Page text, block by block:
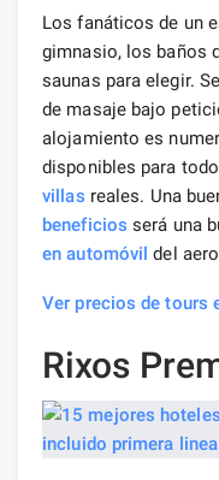
Los fanáticos de un
gimnasio, los baños
saunas para elegir.
de masaje bajo
alojamiento es
disponibles para
villas reales. Una
beneficios será una
en automóvil del
Ver precios de tours
Rixos